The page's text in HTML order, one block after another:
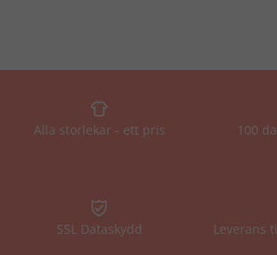
Alla storlekar - ett pris 100
SSL Dataskydd Leverans